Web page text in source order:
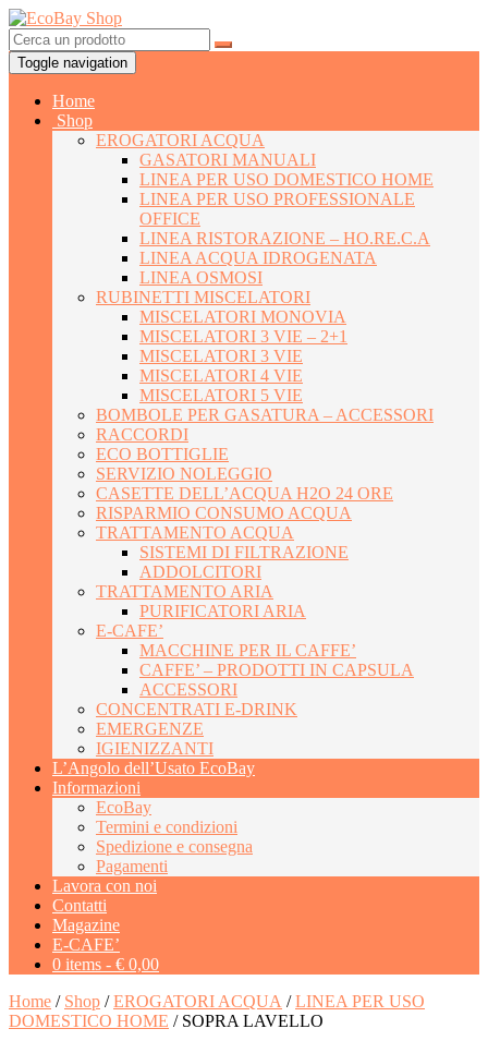
Toggle navigation
Home
Shop
EROGATORI ACQUA
GASATORI MANUALI
LINEA PER USO DOMESTICO HOME
LINEA PER USO PROFESSIONALE
OFFICE
LINEA RISTORAZIONE – HO.RE.C.A
LINEA ACQUA IDROGENATA
LINEA OSMOSI
RUBINETTI MISCELATORI
MISCELATORI MONOVIA
MISCELATORI 3 VIE – 2+1
MISCELATORI 3 VIE
MISCELATORI 4 VIE
MISCELATORI 5 VIE
BOMBOLE PER GASATURA – ACCESSORI
RACCORDI
ECO BOTTIGLIE
SERVIZIO NOLEGGIO
CASETTE DELL’ACQUA H2O 24 ORE
RISPARMIO CONSUMO ACQUA
TRATTAMENTO ACQUA
SISTEMI DI FILTRAZIONE
ADDOLCITORI
TRATTAMENTO ARIA
PURIFICATORI ARIA
E-CAFE’
MACCHINE PER IL CAFFE’
CAFFE’ – PRODOTTI IN CAPSULA
ACCESSORI
CONCENTRATI E-DRINK
EMERGENZE
IGIENIZZANTI
L’Angolo dell’Usato EcoBay
Informazioni
EcoBay
Termini e condizioni
Spedizione e consegna
Pagamenti
Lavora con noi
Contatti
Magazine
E-CAFE’
0 items - € 0,00
Home / Shop /EROGATORI ACQUA /LINEA PER USO
DOMESTICO HOME / SOPRA LAVELLO